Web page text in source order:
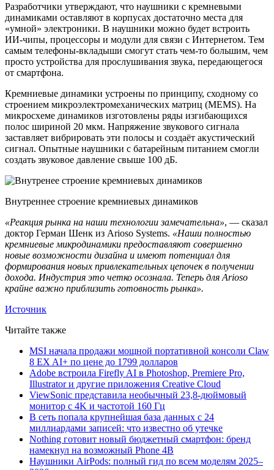
Разработчики утверждают, что наушники с кремневыми
динамиками оставляют в корпусах достаточно места для
«умной» электроники. В наушники можно будет встроить
ИИ-чипы, процессоры и модули для связи с Интернетом. Тем
самым телефоны-вкладыши смогут стать чем-то большим, чем
просто устройства для прослушивания звука, передающегося
от смартфона.
Кремниевые динамики устроены по принципу, сходному со
строением микроэлектромеханических матриц (MEMS). На
микросхеме динамиков изготовлены ряды изгибающихся
полос шириной 20 мкм. Напряжение звукового сигнала
заставляет вибрировать эти полосы и создаёт акустический
сигнал. Опытные наушники с батарейным питанием смогли
создать звуковое давление свыше 100 дБ.
Внутреннее строение кремниевых динамиков
«Реакция рынка на наши технологии замечательна», ― сказал
доктор Герман Шенк из Arioso Systems. «Наши полностью
кремниевые микродинамики предоставляют совершенно
новые возможности дизайна и имеют потенциал для
формирования новых привлекательных цепочек в получении
дохода. Индустрия это четко осознала. Теперь для Arioso
крайне важно приблизить готовность рынка».
Источник
Читайте также
MSI начала продажи мощной портативной консоли Claw
8 EX AI+ по цене до 1799 долларов
Adobe встроила Firefly AI в Photoshop, Premiere Pro,
Illustrator и другие приложения Creative Cloud
ViewSonic представила необычный 23,8-дюймовый
монитор с 4K и частотой 160 Гц
В сеть попала крупнейшая база данных с 24
миллиардами записей: что известно об утечке
Nothing готовит новый бюджетный смартфон: бренд
намекнул на возможный Phone 4B
Наушники AirPods: полный гид по всем моделям 2025–